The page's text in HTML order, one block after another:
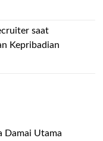
saat
Kepribadian
Damai Utama